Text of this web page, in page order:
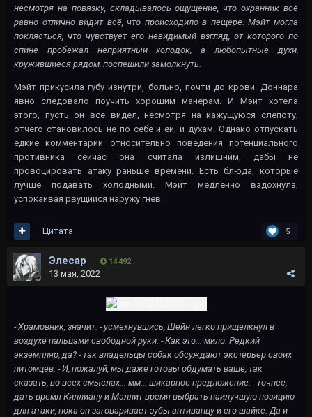
несмотря на повязку, складывалось ощущение, что охранник всё
равно отлично видит всё, что происходило в пещере. Мэйт могла
поклясться, что чувствует его невидимый взгляд, от которого по
спине пробежал неприятный холодок, а любопытные духи,
кружившиеся рядом, поспешили замолкнуть.
Мэйт прикусила губу изнутри, больно, почти до крови. Доннара
явно следовало поучить хорошим манерам. И Мэйт хотела
этого, пусть он всё видел, несмотря на кажущуюся слепоту,
отчего становилось не по себе и ей, и духам. Однако отпускать
едкие комментарии относительно поведения потенциального
противника сейчас она считала излишним, дабы не
провоцировать атаку раньше времени. Есть блюда, которые
лучше подавать холодными. Мэйт медленно вздохнула,
успокаивая рвущийся наружу гнев.
5
Цитата
Элесар 14 492
13 мая, 2022
- Храмовник, значит. - усмехнувшись, Шейн легко прищелкнул в
воздухе пальцами свободной руки. - Как это... мило. Редкий
экземпляр, да? - так владельцы собак обсуждают экстерьер своих
питомцев. - И, пожалуй, мы даже готовы обдумать ваше, так
сказать, во всех смыслах... мм... шикарное предложение. - точнее,
дать время Киллиану и Мэллит время выбрать наилучшую позицию
для атаки, пока он заговаривает зубы антиванцу и его шайке. Да и